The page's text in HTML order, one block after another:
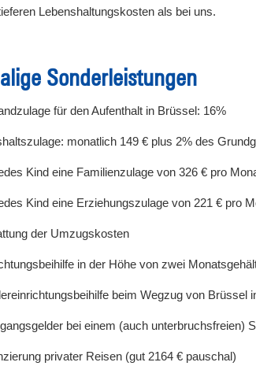
Lebenshaltungskosten als bei uns.
Sonderleistungen
für den Aufenthalt in Brüssel: 16%
monatlich 149 € plus 2% des
Kind eine Familienzulage von 326 € pro
Kind eine Erziehungszulage von 221 € pro
der Umzugskosten
in der Höhe von zwei
beim Wegzug von Brüssel
bei einem (auch unterbruchsfreien)
privater Reisen (gut 2164 € pauschal)